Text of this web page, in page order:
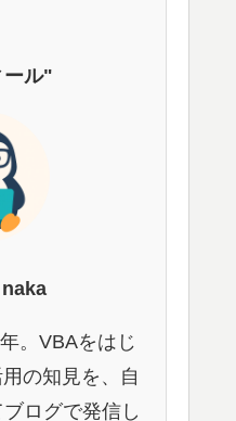
ール"
。VBAをはじ
の知見を、自
ログで発信し